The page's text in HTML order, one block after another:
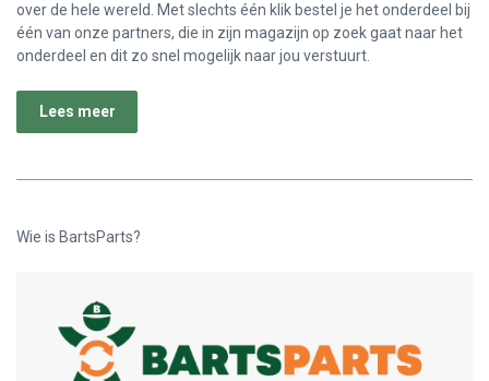
over de hele wereld. Met slechts één klik bestel je het onderdeel bij
één van onze partners, die in zijn magazijn op zoek gaat naar het
onderdeel en dit zo snel mogelijk naar jou verstuurt.
Lees meer
Wie is BartsParts?